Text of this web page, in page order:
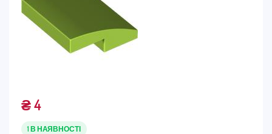
₴4
1 В НАЯВНОСТІ